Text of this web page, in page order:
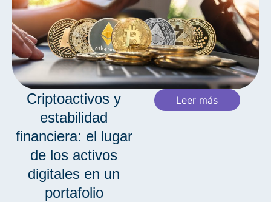
Criptoactivos y
estabilidad
financiera: el lugar
de los activos
digitales en un
portafolio
Leer más